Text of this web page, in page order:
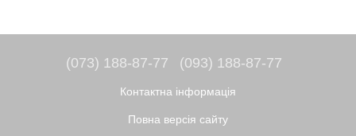
(073) 188-87-77 (093) 188-87-77
Контактна інформація
Повна версія сайту